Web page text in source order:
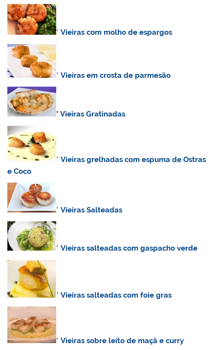
*Vieiras com molho de espargos
*Vieiras em crosta de parmesão
*Vieiras Gratinadas
*Vieiras grelhadas com espuma de Ostras
e Coco
*Vieiras Salteadas
*Vieiras salteadas com gaspacho verde
*Vieiras salteadas com foie gras
*Vieiras sobre leito de maçã e curry